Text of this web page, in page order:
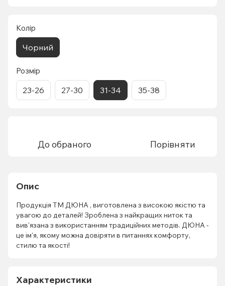
Колір
Чорний
Розмір
23-26 27-30 31-34 35-38
До обраного Порівняти
Опис
Продукція ТМ ДЮНА , виготовлена з високою якістю та
увагою до деталей! Зроблена з найкращих ниток та
вив'язана з використанням традиційних методів. ДЮНА -
це ім'я, якому можна довіряти в питаннях комфорту,
стилю та якості!
Характеристики